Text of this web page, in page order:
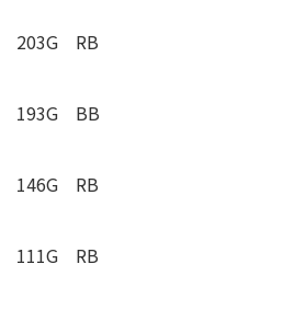
203G RB
193G BB
146G RB
111G RB